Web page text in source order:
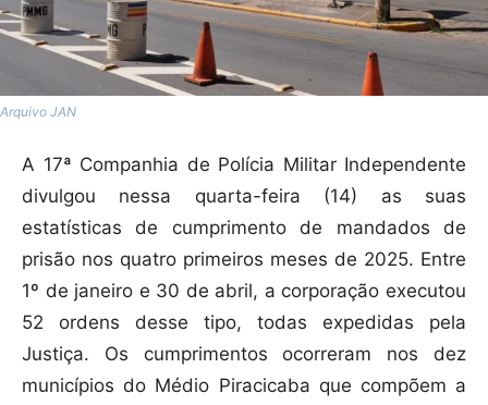
Arquivo JAN
A 17ª Companhia de Polícia Militar Independente
divulgou nessa quarta-feira (14) as suas
estatísticas de cumprimento de mandados de
prisão nos quatro primeiros meses de 2025. Entre
1º de janeiro e 30 de abril, a corporação executou
52 ordens desse tipo, todas expedidas pela
Justiça. Os cumprimentos ocorreram nos dez
municípios do Médio Piracicaba que compõem a